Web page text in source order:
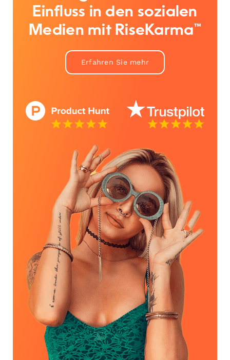
Einfluss in den sozialen
Medien mit RiseKarma™
Erfahren Sie mehr